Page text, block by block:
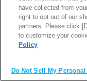
金融系
クリエイティ
デザイナー
軽作業・清掃
have collected from
right to opt out of our
partners. Please click
to customize your
Policy
Do Not Sell My